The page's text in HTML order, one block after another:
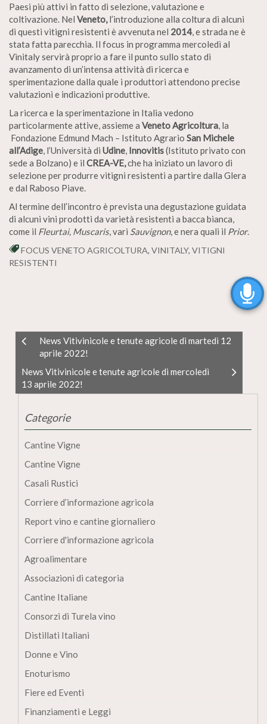
Paesi più attivi in fatto di selezione, valutazione e
coltivazione. Nel Veneto,l’introduzione alla coltura di alcuni
di questi vitigni resistenti è avvenuta nel 2014, e strada ne è
stata fatta parecchia. Il focus in programma mercoledì al
Vinitaly servirà proprio a fare il punto sullo stato di
avanzamento di un’intensa attività di ricerca e
sperimentazione dalla quale i produttori attendono precise
valutazioni e indicazioni produttive.
La ricerca e la sperimentazione in Italia vedono
particolarmente attive, assieme a Veneto Agricoltura, la
Fondazione Edmund Mach – Istituto Agrario San Michele
all’Adige, l’Università di Udine, Innovitis(Istituto privato con
sede a Bolzano) e il CREA-VE,che ha iniziato un lavoro di
selezione per produrre vitigni resistenti a partire dalla Glera
e dal Raboso Piave.
Al termine dell’incontro è prevista una degustazione guidata
di alcuni vini prodotti da varietà resistenti a bacca bianca,
come il Fleurtai, Muscaris, vari Sauvignon, e nera quali il Prior.
FOCUS VENETO AGRICOLTURA, VINITALY, VITIGNI
RESISTENTI
News Vitivinicole e tenute agricole di martedì 12
aprile 2022!
News Vitivinicole e tenute agricole di mercoledì
13 aprile 2022!
Categorie
Cantine Vigne
Cantine Vigne
Casali Rustici
Corriere d’informazione agricola
Report vino e cantine giornaliero
Corriere d'informazione agricola
Agroalimentare
Associazioni di categoria
Cantine Italiane
Consorzi di Turela vino
Distillati Italiani
Donne e Vino
Enoturismo
Fiere ed Eventi
Finanziamenti e Leggi